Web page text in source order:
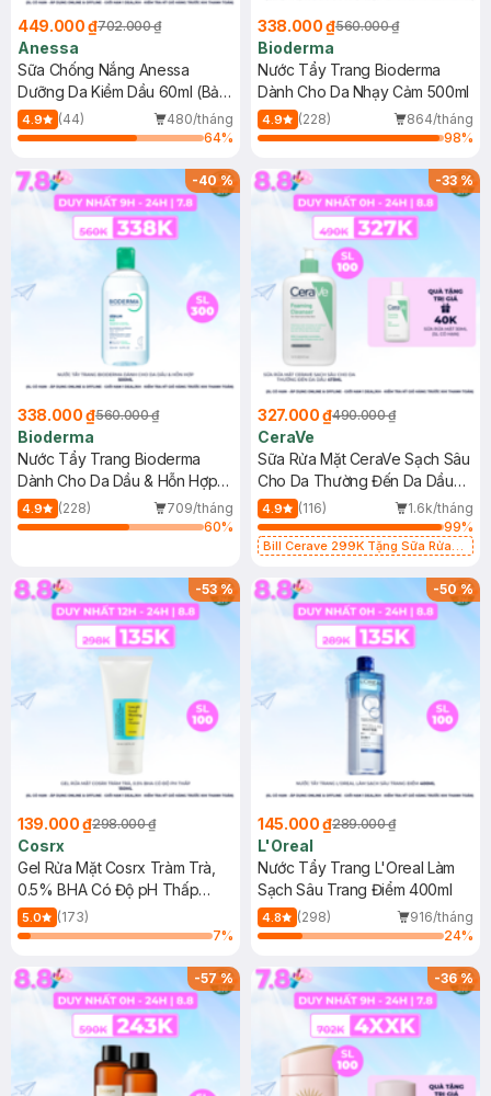
449.000 ₫702.000 ₫
Anessa
Sữa Chống Nắng Anessa
Dưỡng Da Kiềm Dầu 60ml (Bản
Mới)
4.9 (44)
480/tháng
64%
338.000 ₫560.000 ₫
Bioderma
Nước Tẩy Trang Bioderma
Dành Cho Da Nhạy Cảm 500ml
4.9 (228)
864/tháng
98%
-40%
338.000 ₫560.000 ₫
Bioderma
Nước Tẩy Trang Bioderma
Dành Cho Da Dầu & Hỗn Hợp
500ml
4.9 (228)
709/tháng
60%
-33%
327.000 ₫490.000 ₫
CeraVe
Sữa Rửa Mặt CeraVe Sạch Sâu
Cho Da Thường Đến Da Dầu
473ml
4.9 (116)
1.6k/tháng
99%
Bill Cerave 299K Tặng Sữa Rửa
-53%
139.000 ₫298.000 ₫
Cosrx
Gel Rửa Mặt Cosrx Tràm Trà,
0.5% BHA Có Độ pH Thấp
150ml
5.0
(173)
7%
-50%
145.000 ₫289.000 ₫
L'Oreal
Nước Tẩy Trang L'Oreal Làm
Sạch Sâu Trang Điểm 400ml
4.8 (298)
916/tháng
24%
-57% -36%